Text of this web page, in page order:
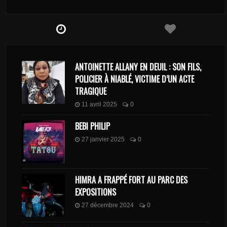
ANTOINETTE ALLANY EN DEUIL : SON FILS,
POLICIER À NIABLÉ, VICTIME D’UN ACTE
TRAGIQUE
11 avril 2025 0
BEBI PHILIP
27 janvier 2025 0
HIMRA A FRAPPÉ FORT AU PARC DES
EXPOSITIONS
27 décembre 2024 0